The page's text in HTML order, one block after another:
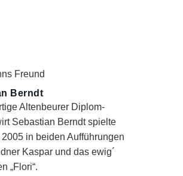
Freund
Berndt
Altenbeurer Diplom-
Sebastian Berndt spielte
in beiden Aufführungen
Kaspar und das ewig´
„Flori“.